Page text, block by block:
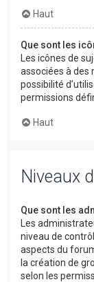
Haut
Que sont les
Les icônes de
associées à des
possibilité
permissions
Haut
Niveaux
Que sont les
Les
niveau de
aspects du
la création de
selon les